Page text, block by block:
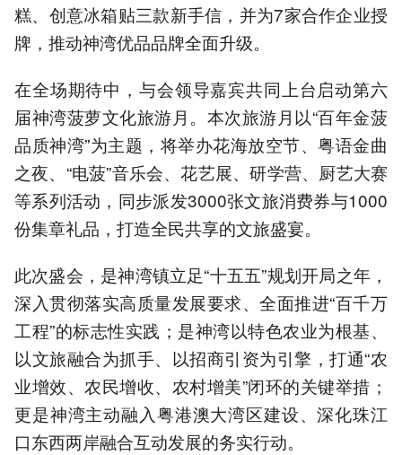
糕、创意冰箱贴三款新手信，并为7家合作企业授
牌，推动神湾优品品牌全面升级。
在全场期待中，与会领导嘉宾共同上台启动第六
届神湾菠萝文化旅游月。本次旅游月以“百年金菠
品质神湾”为主题，将举办花海放空节、粤语金曲
之夜、“电菠”音乐会、花艺展、研学营、厨艺大赛
等系列活动，同步派发3000张文旅消费券与1000
份集章礼品，打造全民共享的文旅盛宴。
此次盛会，是神湾镇立足“十五五”规划开局之年，
深入贯彻落实高质量发展要求、全面推进“百千万
工程”的标志性实践；是神湾以特色农业为根基、
以文旅融合为抓手、以招商引资为引擎，打通“农
业增效、农民增收、农村增美”闭环的关键举措；
更是神湾主动融入粤港澳大湾区建设、深化珠江
口东西两岸融合互动发展的务实行动。